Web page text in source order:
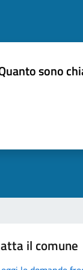
sono
il comune